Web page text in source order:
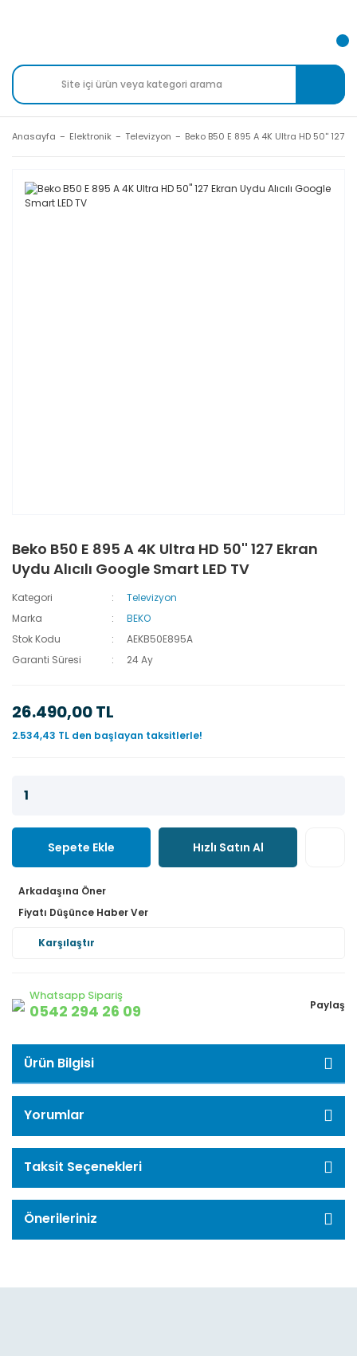
Anasayfa Elektronik Televizyon Beko B50 E 895 A 4K Ultra HD 50'' 127
Beko B50 E 895 A 4K Ultra HD 50'' 127 Ekran
Uydu Alıcılı Google Smart LED TV
Kategori
Televizyon
Marka
BEKO
Stok Kodu
AEKB50E895A
Garanti Süresi
24 Ay
26.490,00 TL
2.534,43 TL den başlayan taksitlerle!
Sepete Ekle Hızlı Satın Al
Arkadaşına Öner
Fiyatı Düşünce Haber Ver
Karşılaştır
Whatsapp Sipariş
0542 294 26 09 Paylaş
Ürün Bilgisi
Yorumlar
Taksit Seçenekleri
Önerileriniz